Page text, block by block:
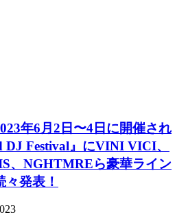
年6月2日〜4日に開催され
DJ Festival』にVINI VICI、
、NGHTMREら豪華ライン
々発表！